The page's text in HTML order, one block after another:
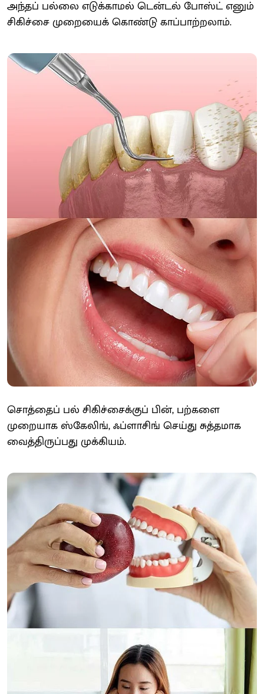
அந்தப் பல்லை எடுக்காமல் டென்டல் போஸ்ட் எனும்
சிகிச்சை முறையைக் கொண்டு காப்பாற்றலாம்.
சொத்தைப் பல் சிகிச்சைக்குப் பின், பற்களை
முறையாக ஸ்கேலிங், ஃப்ளாசிங் செய்து சுத்தமாக
வைத்திருப்பது முக்கியம்.